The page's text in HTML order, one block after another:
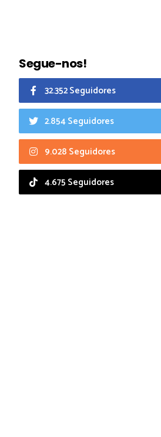
Segue-nos!
32.352 Seguidores
2.854 Seguidores
9.028 Seguidores
4.675 Seguidores